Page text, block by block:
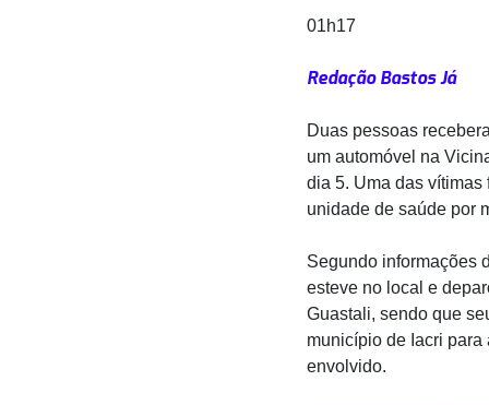
01h17
Redação Bastos Já
Duas pessoas
um automóvel na
dia 5. Uma das
unidade de saúde por
Segundo informações
esteve no local e
Guastali, sendo que
município de Iacri para
envolvido.